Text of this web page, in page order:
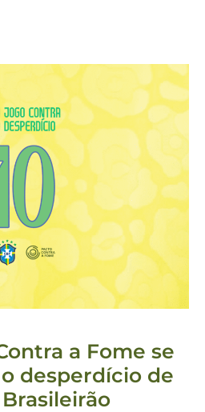
a Fome se
desperdício de